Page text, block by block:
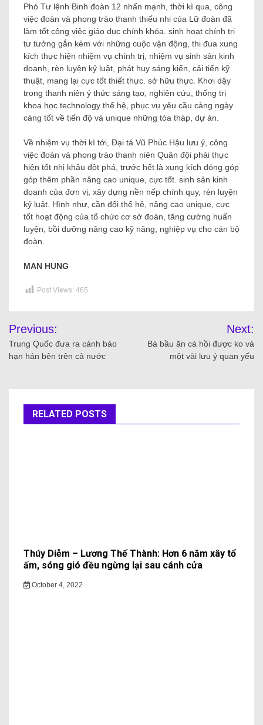
Phó Tư lệnh Binh đoàn 12 nhấn mạnh, thời kì qua, công
việc đoàn và phong trào thanh thiếu nhi của Lữ đoàn đã
làm tốt công việc giáo dục chính khóa. sinh hoạt chính trị
tư tưởng gắn kèm với những cuộc vận động, thi đua xung
kích thực hiện nhiệm vụ chính trị, nhiệm vụ sinh sản kinh
doanh, rèn luyện kỷ luật, phát huy sáng kiến, cải tiến kỹ
thuật, mang lại cực tốt thiết thực. sở hữu thực. Khơi dậy
trong thanh niên ý thức sáng tạo, nghiên cứu, thống trị
khoa học technology thế hệ, phục vụ yêu cầu càng ngày
càng tốt về tiến độ và unique những tòa tháp, dự án.
Về nhiệm vụ thời kì tới, Đại tá Vũ Phúc Hậu lưu ý, công
việc đoàn và phong trào thanh niên Quân đội phải thực
hiện tốt nhị khâu đột phá, trước hết là xung kích đóng góp
góp thêm phần nâng cao unique, cực tốt. sinh sản kinh
doanh của đơn vị, xây dựng nền nếp chính quy, rèn luyện
kỷ luật. Hình như, cần đổi thế hệ, nâng cao unique, cực
tốt hoạt động của tổ chức cơ sở đoàn, tăng cường huấn
luyện, bồi dưỡng nâng cao kỹ năng, nghiệp vụ cho cán bộ
đoàn.
MAN HUNG
Post Views: 465
Previous:
Trung Quốc đưa ra cảnh báo
hạn hán bên trên cả nước
Next:
Bà bầu ăn cá hồi được ko và
một vài lưu ý quan yếu
RELATED POSTS
Thúy Diễm – Lương Thế Thành: Hơn 6 năm xây tổ
ấm, sóng gió đều ngừng lại sau cánh cửa
October 4, 2022